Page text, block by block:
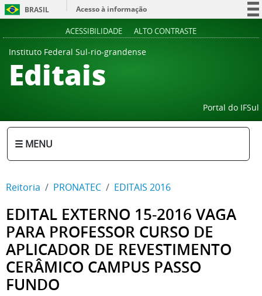
BRASIL
Acesso à informação
ACESSIBILIDADE ALTO CONTRASTE
Instituto Federal Sul-rio-grandense
Editais
Portal do IFSul
☰ MENU
Reitoria PRONATEC EDITAIS 2016
EDITAL EXTERNO 15-2016 VAGA
PARA PROFESSOR CURSO DE
APLICADOR DE REVESTIMENTO
CERÂMICO CAMPUS PASSO
FUNDO